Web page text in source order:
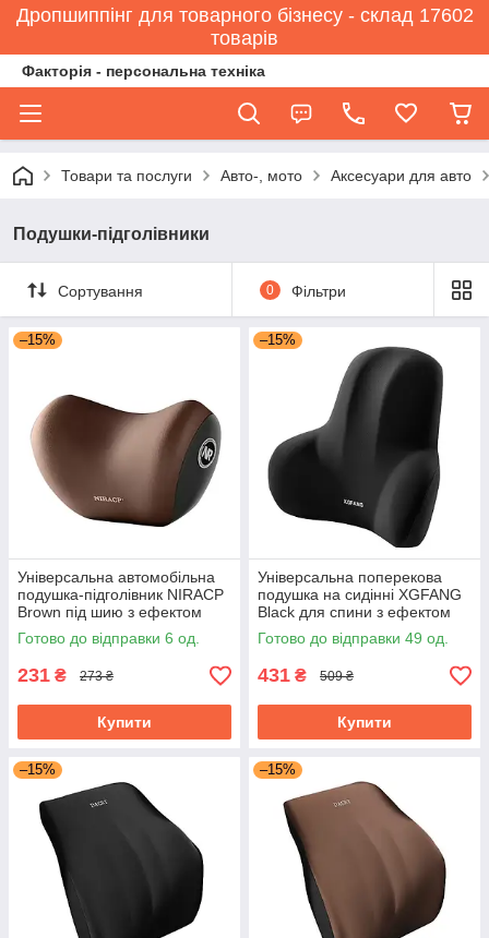
Дропшиппінг для товарного бізнесу - склад 17602
товарів
Факторія - персональна техніка
Товари та послуги Авто-, мото Аксесуари для авто
Подушки-підголівники
Сортування 0 Фільтри
–15%
Універсальна автомобільна
подушка-підголівник NIRACP
Brown під шию з ефектом
пам'яті ортопедична
Готово до відправки 6 од.
231 ₴ 273 ₴
Купити
–15%
Універсальна поперекова
подушка на сидінні XGFANG
Black для спини з ефектом
пам'яті ортопедична
Готово до відправки 49 од.
431 ₴ 509 ₴
Купити
–15% –15%